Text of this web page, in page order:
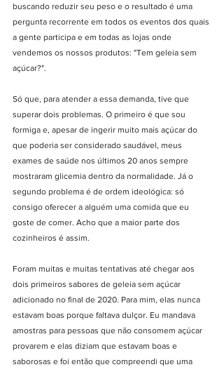
buscando reduzir seu peso e o resultado é uma
pergunta recorrente em todos os eventos dos quais
a gente participa e em todas as lojas onde
vendemos os nossos produtos: "Tem geleia sem
açúcar?".
Só que, para atender a essa demanda, tive que
superar dois problemas. O primeiro é que sou
formiga e, apesar de ingerir muito mais açúcar do
que poderia ser considerado saudável, meus
exames de saúde nos últimos 20 anos sempre
mostraram glicemia dentro da normalidade. Já o
segundo problema é de ordem ideológica: só
consigo oferecer a alguém uma comida que eu
goste de comer. Acho que a maior parte dos
cozinheiros é assim.
Foram muitas e muitas tentativas até chegar aos
dois primeiros sabores de geleia sem açúcar
adicionado no final de 2020. Para mim, elas nunca
estavam boas porque faltava dulçor. Eu mandava
amostras para pessoas que não consomem açúcar
provarem e elas diziam que estavam boas e
saborosas e foi então que compreendi que uma